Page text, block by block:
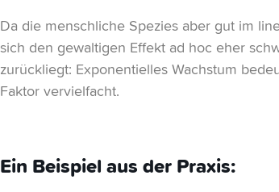
Da die menschliche Spezies aber gut im
sich den gewaltigen Effekt ad hoc eher
zurückliegt: Exponentielles Wachstum
Faktor vervielfacht.
Ein Beispiel aus der Praxis: